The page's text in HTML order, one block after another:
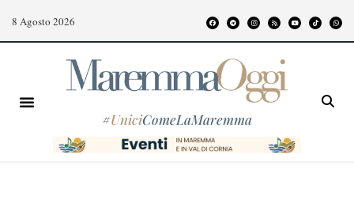
8 Agosto 2026
#UniciComeLaMaremma